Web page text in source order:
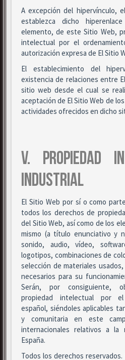
A excepción del hipervínculo,
establezca dicho
elemento, de este Sitio Web,
intelectual por el
autorización expresa de El Sitio
El establecimiento del
existencia de relaciones entre
sitio web desde el cual se
aceptación de El Sitio Web de
actividades ofrecidos en dicho
V. PROPIEDAD
INDUSTRIAL
El Sitio Web por sí o como
todos los derechos de
del Sitio Web, así como de los
mismo (a título enunciativo y
sonido, audio, vídeo,
logotipos, combinaciones de
selección de materiales
necesarios para su
Serán, por consiguiente,
propiedad intelectual por
español, siéndoles aplicables
y comunitaria en este
internacionales relativos a
España.
Todos los derechos